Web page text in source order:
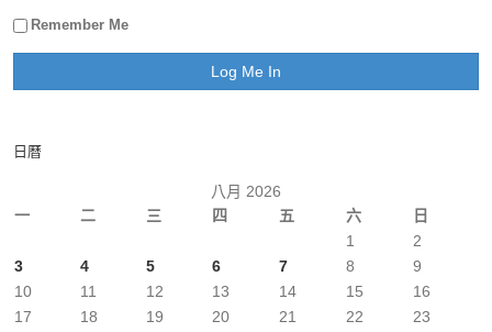
Remember Me
日曆
八月 2026
一
二 三 四 五 六 日
1
2
3
4 5 6 7 8
9
10
11 12 13 14 15
16
17
18 19 20 21 22
23